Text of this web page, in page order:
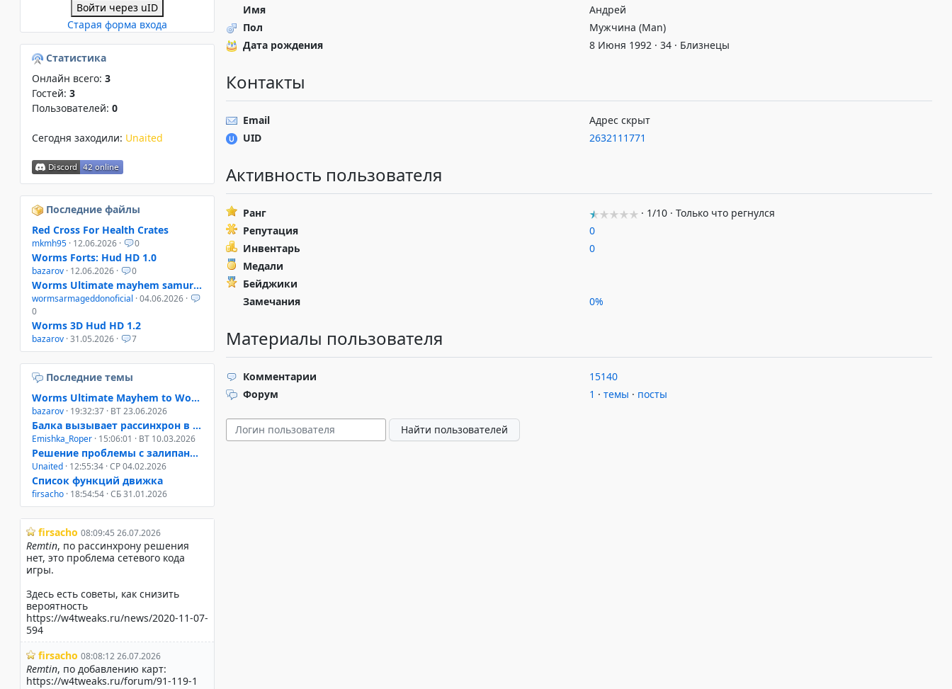
Имя
Андрей
Пол
Мужчина (Man)
Дата рождения
8 Июня 1992 · 34 · Близнецы
Контакты
Email
Адрес скрыт
UID
2632111771
Активность пользователя
Ранг
· 1/10 · Только что регнулся
Репутация
0
Инвентарь
0
Медали
Бейджики
Замечания
0%
Материалы пользователя
Комментарии
15140
Форум
1 · темы · посты
Войти через uID
Старая форма входа
Статистика
Онлайн всего: 3
Гостей: 3
Пользователей: 0
Сегодня заходили: Unaited
Последние файлы
Red Cross For Health Crates
mkmh95 · 12.06.2026 · 0
Worms Forts: Hud HD 1.0
bazarov · 12.06.2026 · 0
Worms Ultimate mayhem samurai helmet
wormsarmageddonoficial · 04.06.2026 ·
0
Worms 3D Hud HD 1.2
bazarov · 31.05.2026 · 7
Последние темы
Worms Ultimate Mayhem to Worms 4 Mayhem
bazarov · 19:32:37 · ВТ 23.06.2026
Балка вызывает рассинхрон в онлайне W3D, W4M, WUM
Emishka_Roper · 15:06:01 · ВТ 10.03.2026
Решение проблемы с залипанием клавиш при свернутом окне
Unaited · 12:55:34 · СР 04.02.2026
Список функций движка
firsacho · 18:54:54 · СБ 31.01.2026